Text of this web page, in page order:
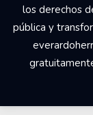
los derechos
pública y